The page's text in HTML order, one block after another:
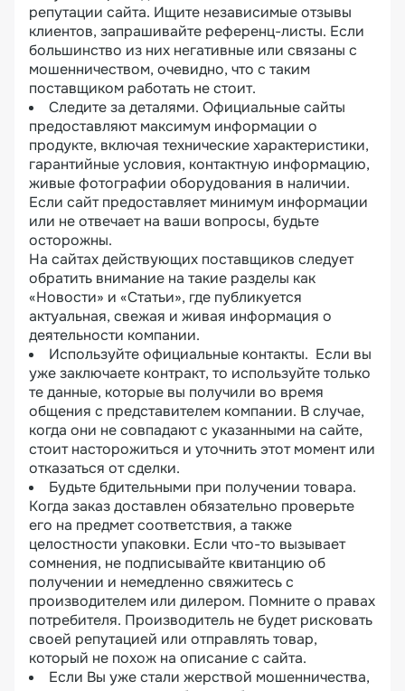
репутации сайта. Ищите независимые отзывы
клиентов, запрашивайте референц-листы. Если
большинство из них негативные или связаны с
мошенничеством, очевидно, что с таким
поставщиком работать не стоит.
Следите за деталями. Официальные сайты
предоставляют максимум информации о
продукте, включая технические характеристики,
гарантийные условия, контактную информацию,
живые фотографии оборудования в наличии.
Если сайт предоставляет минимум информации
или не отвечает на ваши вопросы, будьте
осторожны.
На сайтах действующих поставщиков следует
обратить внимание на такие разделы как
«Новости» и «Статьи», где публикуется
актуальная, свежая и живая информация о
деятельности компании.
Используйте официальные контакты. Если вы
уже заключаете контракт, то используйте только
те данные, которые вы получили во время
общения с представителем компании. В случае,
когда они не совпадают с указанными на сайте,
стоит насторожиться и уточнить этот момент или
отказаться от сделки.
Будьте бдительными при получении товара.
Когда заказ доставлен обязательно проверьте
его на предмет соответствия, а также
целостности упаковки. Если что-то вызывает
сомнения, не подписывайте квитанцию об
получении и немедленно свяжитесь с
производителем или дилером. Помните о правах
потребителя. Производитель не будет рисковать
своей репутацией или отправлять товар,
который не похож на описание с сайта.
Если Вы уже стали жерствой мошенничества,